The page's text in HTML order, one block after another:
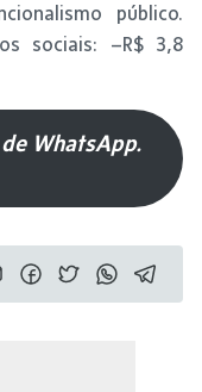
público.
sociais: –R$ 3,8
WhatsApp.